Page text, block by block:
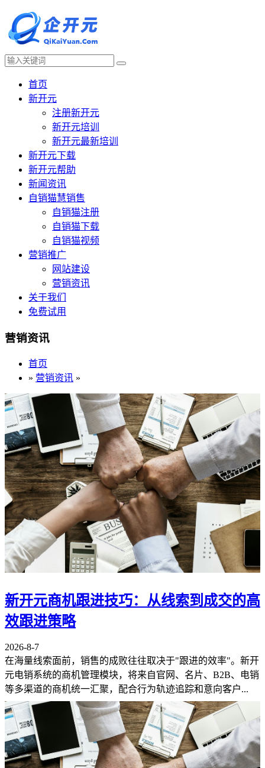
首页
新开元
注册新开元
新开元培训
新开元最新培训
新开元下载
新开元帮助
新闻资讯
自销猫慧销售
自销猫注册
自销猫下载
自销猫视频
营销推广
网站建设
营销资讯
关于我们
免费试用
营销资讯
首页
» 营销资讯 »
新开元商机跟进技巧：从线索到成交的高
效跟进策略
2026-8-7
在海量线索面前，销售的成败往往取决于"跟进的效率"。新开
元电销系统的商机管理模块，将来自官网、名片、B2B、电销
等多渠道的商机统一汇聚，配合行为轨迹追踪和意向客户...